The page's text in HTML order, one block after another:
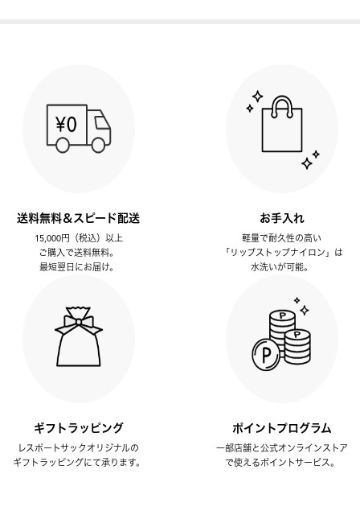
送料無料＆スピード配送
15,000円（税込）以上
ご購入で送料無料。
最短翌日にお届け。
お手入れ
軽量で耐久性の高い
「リップストップナイロン」は
水洗いが可能。
ギフトラッピング
レスポートサックオリジナルの
ギフトラッピングにて承ります。
ポイントプログラム
一部店舗と公式オンラインストア
で使えるポイントサービス。